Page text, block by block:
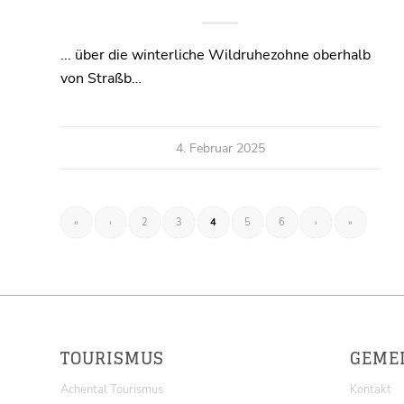
... über die winterliche Wildruhezohne oberhalb
von Straßb…
4. Februar 2025
« ‹ 2 3 4 5 6 › »
TOURISMUS
Achental Tourismus Kontakt